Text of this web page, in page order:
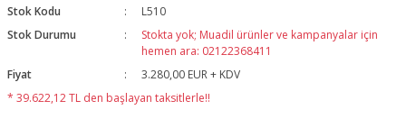
Stok Kodu
L510
Stok Durumu
Stokta yok; Muadil ürünler ve kampanyalar için
hemen ara: 02122368411
Fiyat
3.280,00 EUR + KDV
* 39.622,12 TL den başlayan taksitlerle!!